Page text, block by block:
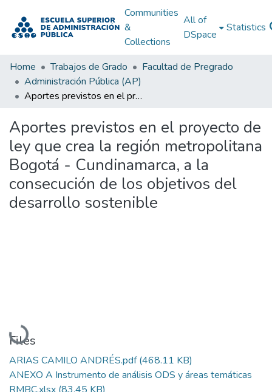
Communities
&
Collections
All of
DSpace
Statistics
Home Trabajos de Grado
Facultad de Pregrado
Administración Pública (AP)
Aportes previstos en el proyecto de ley que crea la región metropolitana Bogotá - Cundinamarca, a la consecución de los objetivos del desarrollo sostenible
Aportes previstos en el proyecto de
ley que crea la región metropolitana
Bogotá - Cundinamarca, a la
consecución de los objetivos del
desarrollo sostenible
Loading...
Files
ARIAS CAMILO ANDRÉS.pdf(468.11 KB)
ANEXO A Instrumento de análisis ODS y áreas temáticas